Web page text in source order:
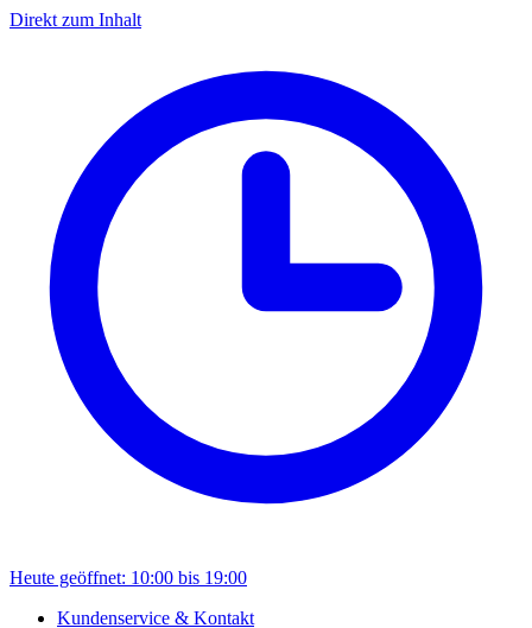
Direkt zum Inhalt
Heute geöffnet: 10:00 bis 19:00
Kundenservice & Kontakt